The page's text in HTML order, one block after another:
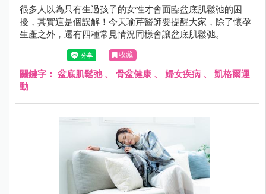
很多人以為只有生過孩子的女性才會面臨盆底肌鬆弛的困
擾，其實這是個誤解！今天瑜芹醫師要提醒大家，除了懷孕
生產之外，還有四種常見情況同樣會讓盆底肌鬆弛。
收藏
關鍵字： 盆底肌鬆弛、 骨盆健康 、 婦女疾病 、 凱格爾運
動